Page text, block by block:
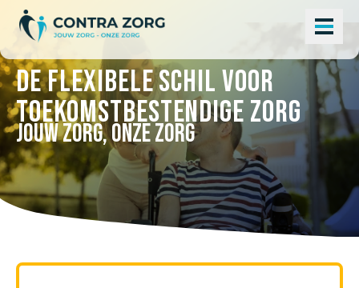
De flexibele schil voor
toekomstbestendige zorg
JOUW ZORG, ONZE ZORG